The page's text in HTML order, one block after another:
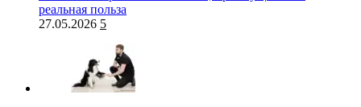
реальная польза
27.05.2026 5